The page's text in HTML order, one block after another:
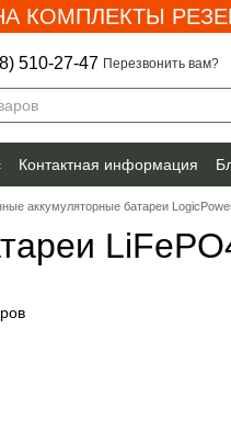
КОМПЛЕКТЫ
510-27-47 Перезвонить вам?
Контактная информация
аккумуляторные батареи